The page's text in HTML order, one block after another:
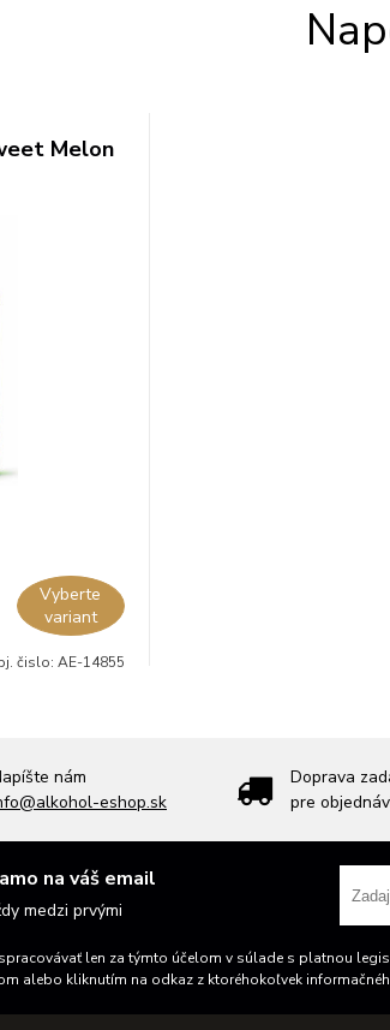
Melon
Vyberte
variant
čislo: AE-14855
nám
eshop.sk
Doprava
pre
na váš email
medzi prvými
len za týmto účelom v súlade s platnou
alebo kliknutím na odkaz z ktoréhokoľvek